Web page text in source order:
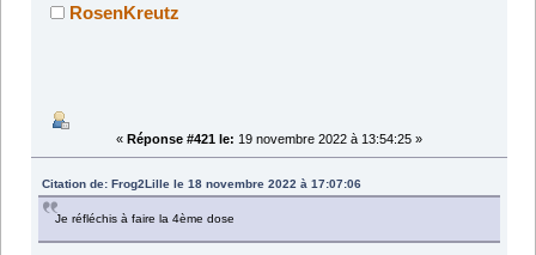
RosenKreutz
« Réponse #421 le: 19 novembre 2022 à 13:54:25 »
Citation de: Frog2Lille le 18 novembre 2022 à 17:07:06
Je réfléchis à faire la 4ème dose